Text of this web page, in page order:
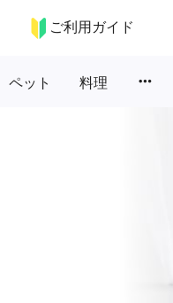
ご利用ガイド
ペット 料理 more_horiz